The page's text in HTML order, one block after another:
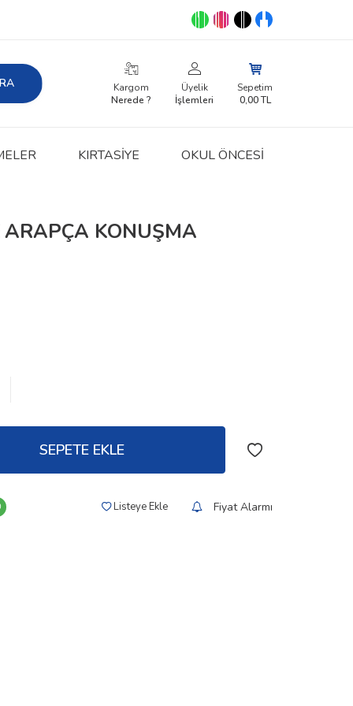
Kargom
Nerede ?
Üyelik
İşlemleri
Sepetim
0,00TL
KIRTASIYE OKUL ÖNCESİ
KONUŞMA
SEPETE EKLE
Listeye Ekle Fiyat Alarmı